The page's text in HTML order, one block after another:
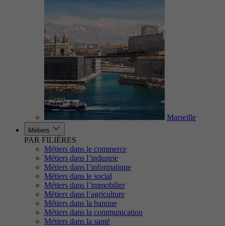
Marseille
Métiers
PAR FILIÈRES
Métiers dans le commerce
Métiers dans l’industrie
Métiers dans l’informatique
Métiers dans le social
Métiers dans l’immobilier
Métiers dans l’agriculture
Métiers dans la banque
Métiers dans la communication
Métiers dans la santé